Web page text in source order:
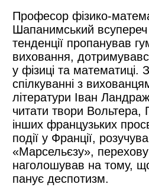
Професор фізико-
Шапанимський всупереч
тенденції пропанував
виховання,
у фізиці та математиці.
спілкуванні з
літератури Іван
читати твори Вольтера,
інших французьких
події у Франції,
«Марсельєзу»,
наголошував на тому,
панує деспотизм.